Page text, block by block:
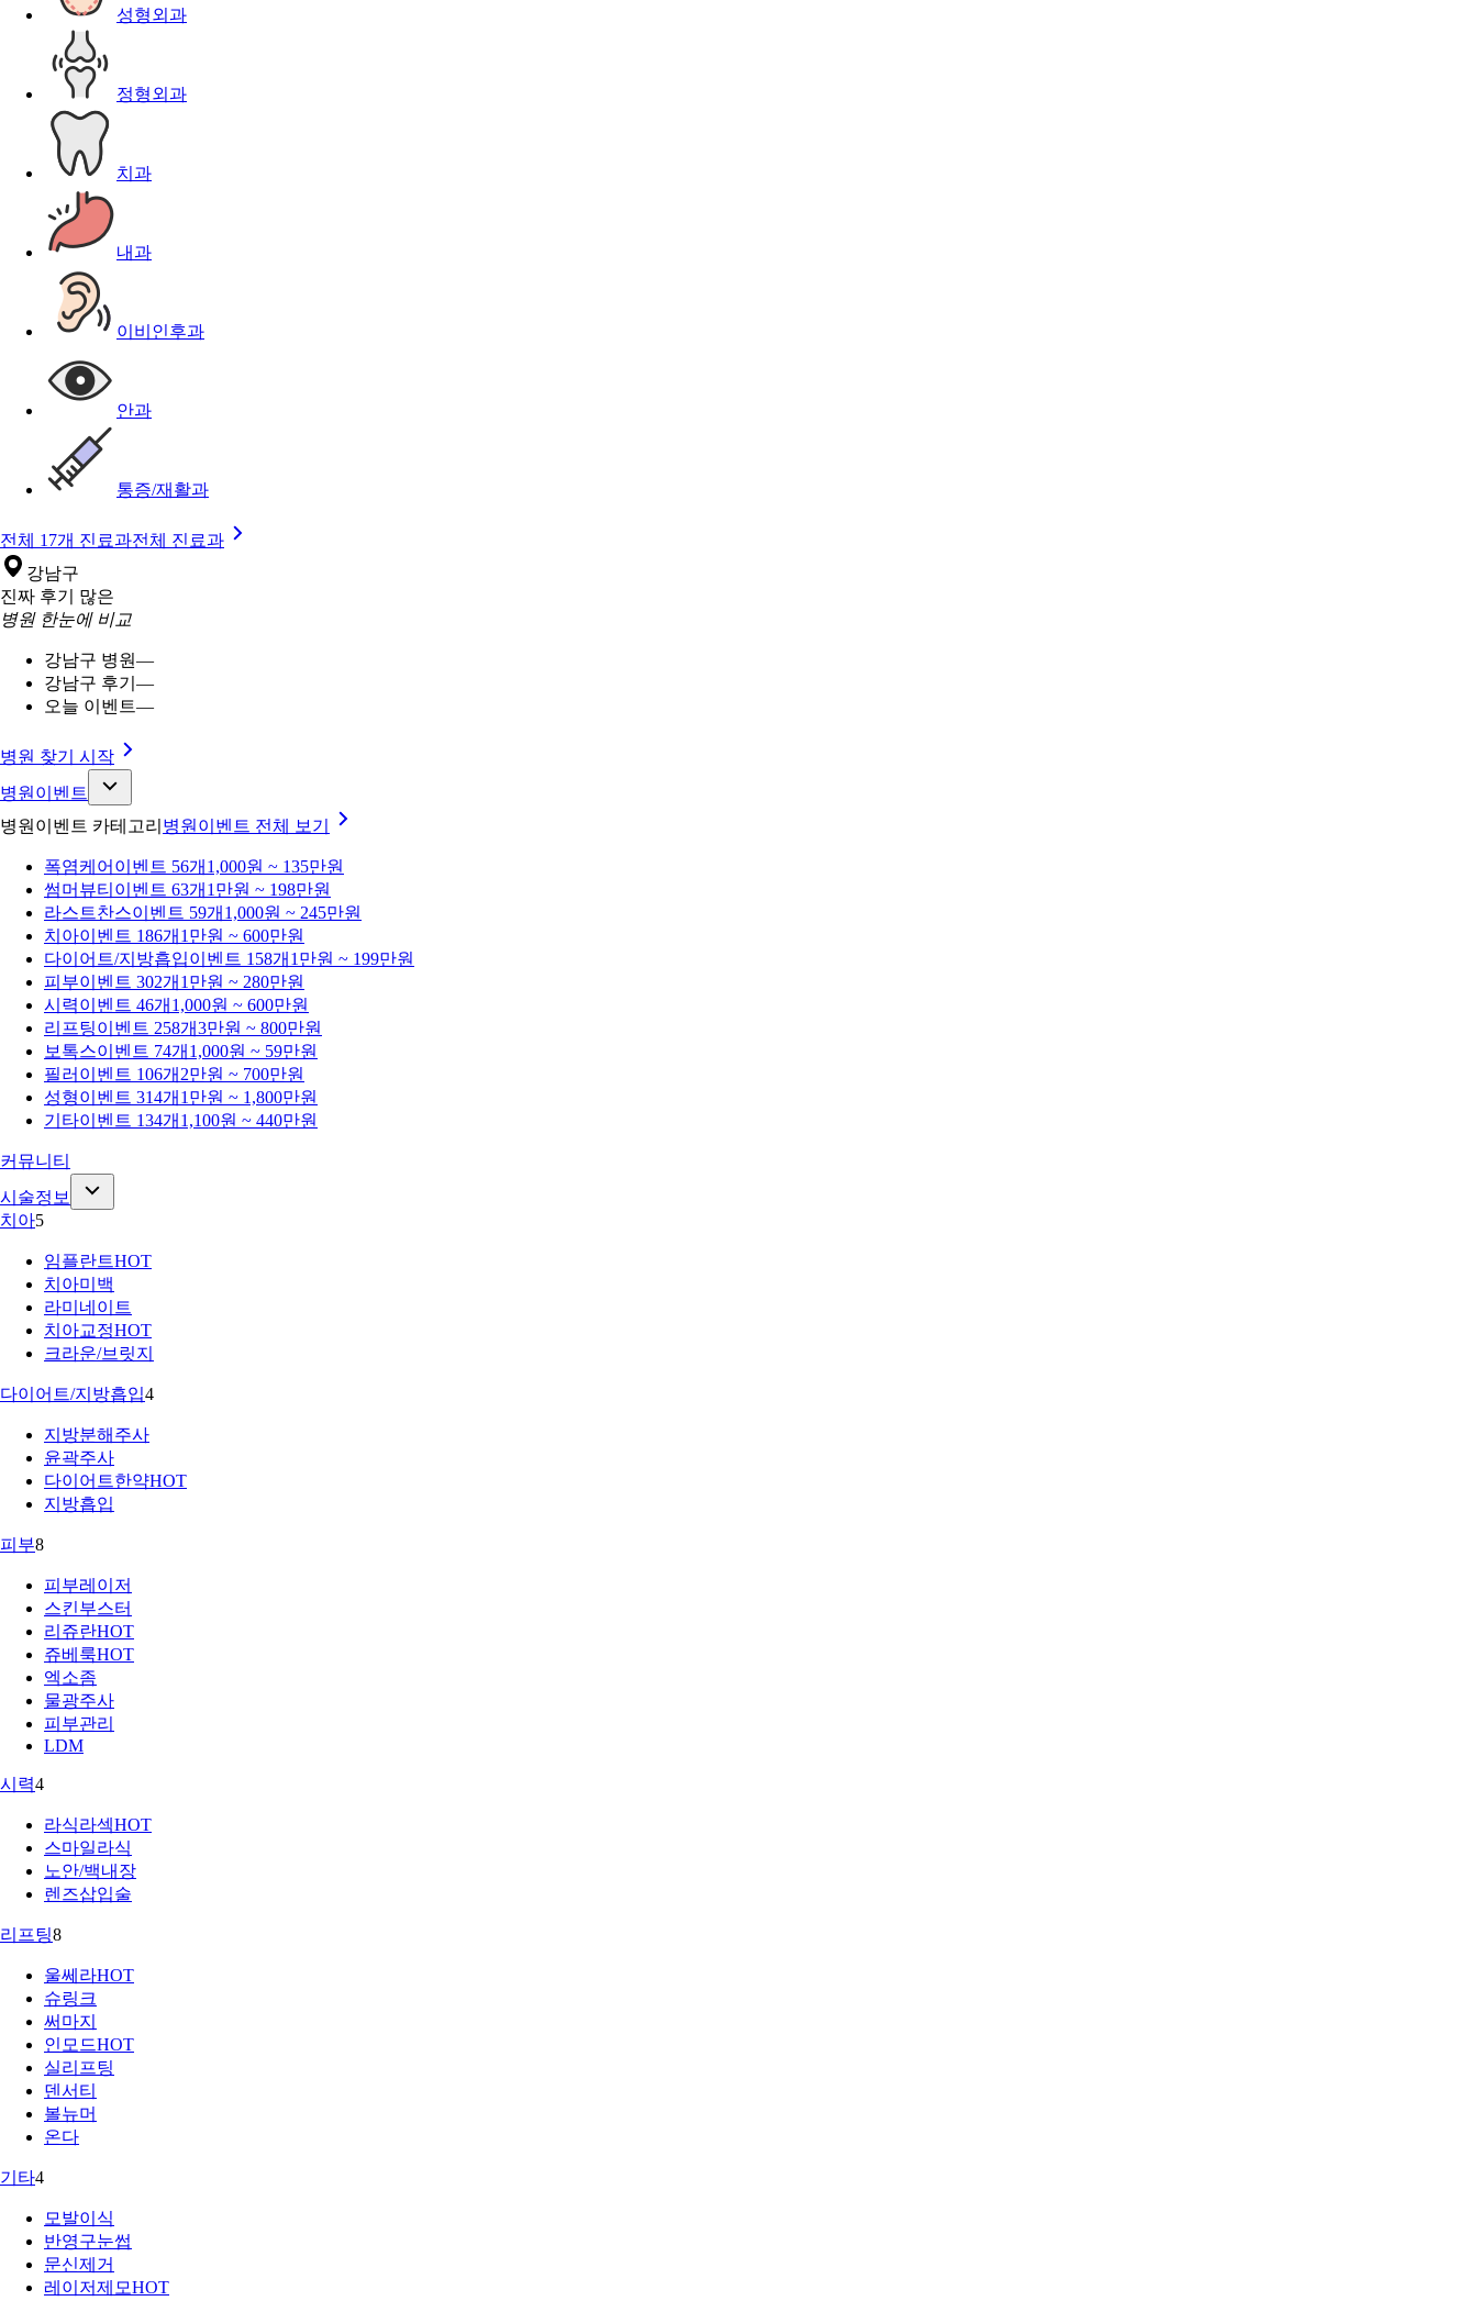
성형외과
정형외과
치과
내과
이비인후과
안과
통증/재활과
전체 17개 진료과전체 진료과
강남구
진짜 후기 많은
병원 한눈에 비교
강남구 병원—
강남구 후기 —
오늘 이벤트—
병원 찾기 시작
병원이벤트
병원이벤트 카테고리 병원이벤트 전체 보기
폭염케어 이벤트 56개 1,000원 ~ 135만원
썸머뷰티 이벤트 63개 1만원 ~ 198만원
라스트찬스이벤트 59개 1,000원 ~ 245만원
치아이벤트 186개 1만원 ~ 600만원
다이어트/지방흡입이벤트 158개 1만원 ~ 199만원
피부이벤트 302개 1만원 ~ 280만원
시력이벤트 46개 1,000원 ~ 600만원
리프팅이벤트 258개3만원 ~ 800만원
보톡스이벤트 74개 1,000원 ~ 59만원
필러 이벤트 106개 2만원 ~ 700만원
성형이벤트 314개 1만원 ~ 1,800만원
기타이벤트 134개 1,100원 ~ 440만원
커뮤니티
시술정보
치아5
임플란트HOT
치아미백
라미네이트
치아교정HOT
크라운/브릿지
다이어트/지방흡입4
지방분해주사
윤곽주사
다이어트한약HOT
지방흡입
피부8
피부레이저
스킨부스터
리쥬란HOT
쥬베룩HOT
엑소좀
물광주사
피부관리
LDM
시력4
라식라섹HOT
스마일라식
노안/백내장
렌즈삽입술
리프팅8
울쎄라HOT
슈링크
써마지
인모드HOT
실리프팅
덴서티
볼뉴머
온다
기타4
모발이식
반영구눈썹
문신제거
레이저제모HOT